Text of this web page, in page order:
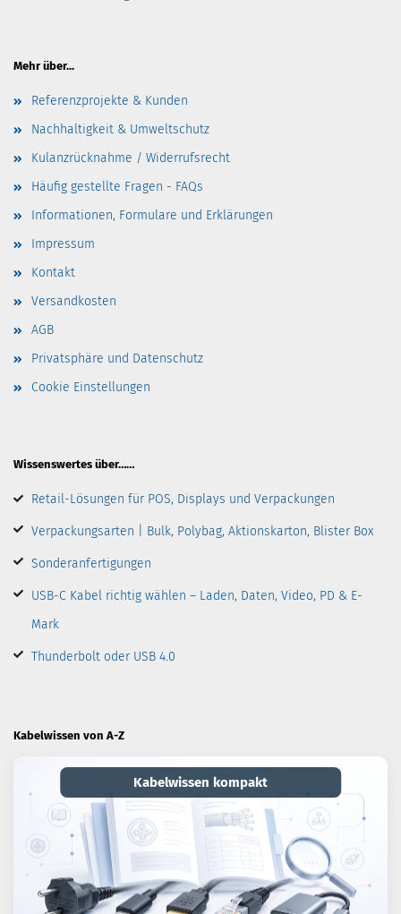
Mehr über...
Referenzprojekte & Kunden
Nachhaltigkeit & Umweltschutz
Kulanzrücknahme / Widerrufsrecht
Häufig gestellte Fragen - FAQs
Informationen, Formulare und Erklärungen
Impressum
Kontakt
Versandkosten
AGB
Privatsphäre und Datenschutz
Cookie Einstellungen
Wissenswertes über……
Retail-Lösungen für POS, Displays und Verpackungen
Verpackungsarten | Bulk, Polybag, Aktionskarton, Blister Box
Sonderanfertigungen
USB-C Kabel richtig wählen – Laden, Daten, Video, PD & E-
Mark
Thunderbolt oder USB 4.0
Kabelwissen von A-Z
Kabelwissen kompakt